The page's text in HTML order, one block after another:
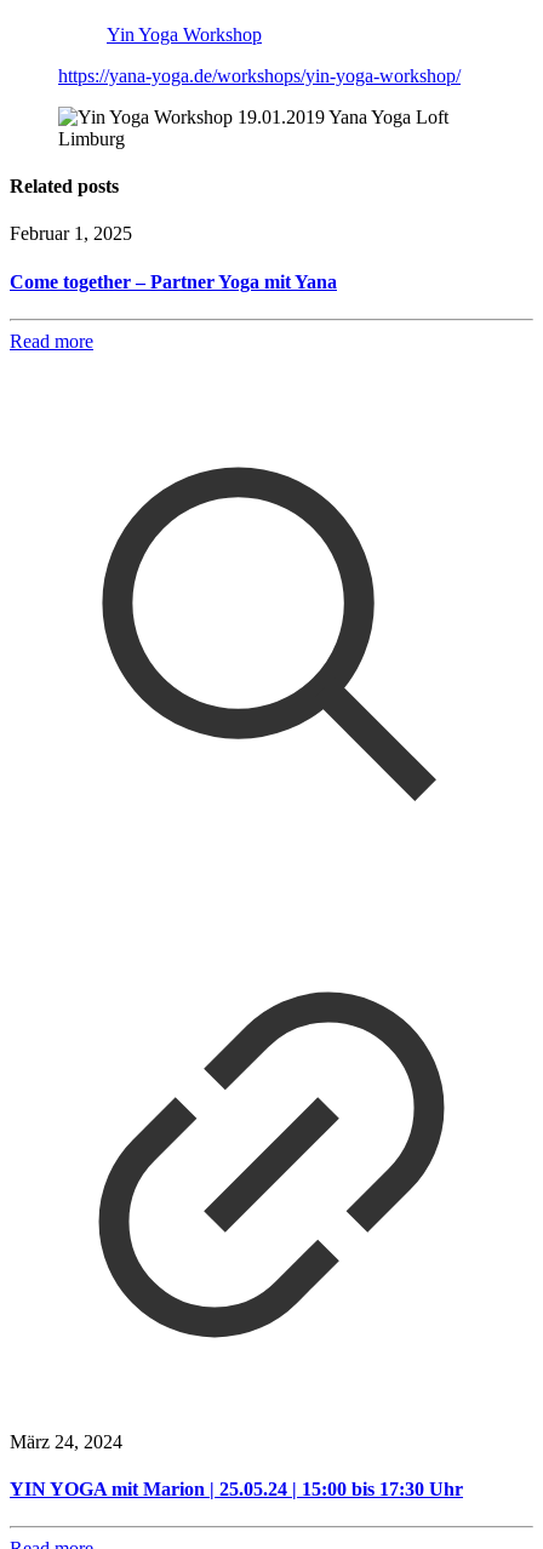
Yin Yoga Workshop
https://yana-yoga.de/workshops/yin-yoga-workshop/
Related posts
Februar 1, 2025
Come together – Partner Yoga mit Yana
Read more
März 24, 2024
YIN YOGA mit Marion | 25.05.24 | 15:00 bis 17:30 Uhr